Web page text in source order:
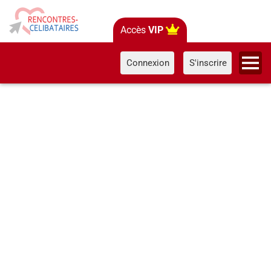
Accès VIP
Connexion S'inscrire